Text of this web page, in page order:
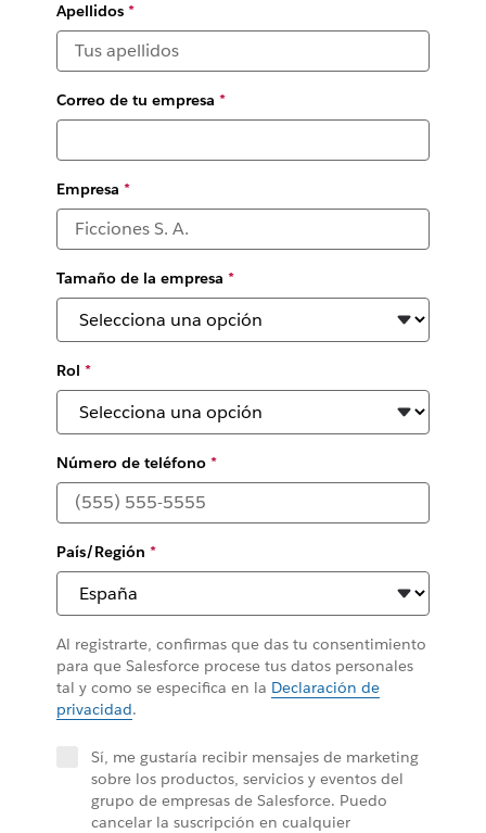
Apellidos*
Correo de tu empresa *
Empresa *
Tamaño de la empresa *
Rol *
Número de teléfono*
País/Región *
Al registrarte, confirmas que das tu consentimiento
para que Salesforce procese tus datos personales
tal y como se especifica en la Declaración de
privacidad.
Sí, me gustaría recibir mensajes de marketing
sobre los productos, servicios y eventos del
grupo de empresas de Salesforce. Puedo
cancelar la suscripción en cualquier